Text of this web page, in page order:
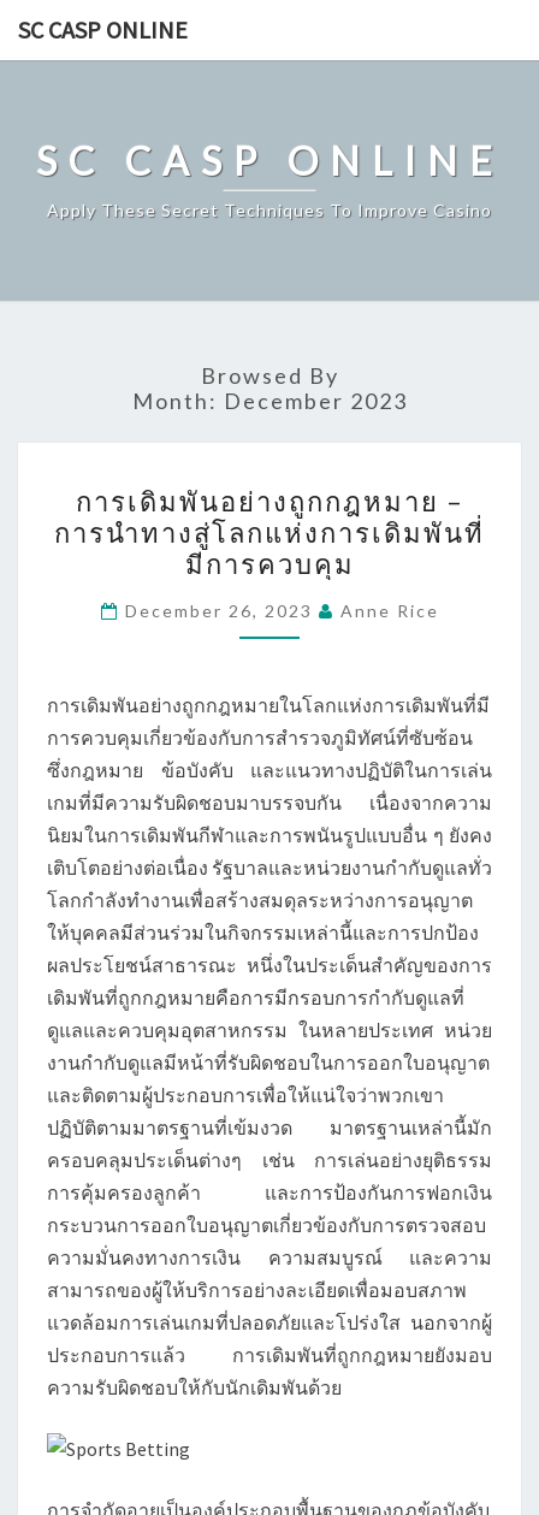
SC CASP ONLINE
SC CASP ONLINE
Apply These Secret Techniques To Improve Casino
Browsed By
Month: December 2023
เดิม
พัน
อย่าง
ถูก
กฎหมาย
การนำ
ทาง
สู่
โลก
แห่ง
การ
เดิม
พัน
ที่
มี
การ
ควบคุม
การเดิมพันอย่างถูกกฎหมาย –
การนำทางสู่โลกแห่งการเดิมพันที่
มีการควบคุม
December 26, 2023 Anne Rice
การเดิมพันอย่างถูกกฎหมายในโลกแห่งการเดิมพันที่มี
การควบคุมเกี่ยวข้องกับการสำรวจภูมิทัศน์ที่ซับซ้อน
ซึ่งกฎหมาย ข้อบังคับ และแนวทางปฏิบัติในการเล่น
เกมที่มีความรับผิดชอบมาบรรจบกัน เนื่องจากความ
นิยมในการเดิมพันกีฬาและการพนันรูปแบบอื่น ๆ ยังคง
เติบโตอย่างต่อเนื่อง รัฐบาลและหน่วยงานกำกับดูแลทั่ว
โลกกำลังทำงานเพื่อสร้างสมดุลระหว่างการอนุญาต
ให้บุคคลมีส่วนร่วมในกิจกรรมเหล่านี้และการปกป้อง
ผลประโยชน์สาธารณะ หนึ่งในประเด็นสำคัญของการ
เดิมพันที่ถูกกฎหมายคือการมีกรอบการกำกับดูแลที่
ดูแลและควบคุมอุตสาหกรรม ในหลายประเทศ หน่วย
งานกำกับดูแลมีหน้าที่รับผิดชอบในการออกใบอนุญาต
และติดตามผู้ประกอบการเพื่อให้แน่ใจว่าพวกเขา
ปฏิบัติตามมาตรฐานที่เข้มงวด มาตรฐานเหล่านี้มัก
ครอบคลุมประเด็นต่างๆ เช่น การเล่นอย่างยุติธรรม
การคุ้มครองลูกค้า และการป้องกันการฟอกเงิน
กระบวนการออกใบอนุญาตเกี่ยวข้องกับการตรวจสอบ
ความมั่นคงทางการเงิน ความสมบูรณ์ และความ
สามารถของผู้ให้บริการอย่างละเอียดเพื่อมอบสภาพ
แวดล้อมการเล่นเกมที่ปลอดภัยและโปร่งใส นอกจากผู้
ประกอบการแล้ว การเดิมพันที่ถูกกฎหมายยังมอบ
ความรับผิดชอบให้กับนักเดิมพันด้วย
การจำกัดอายุเป็นองค์ประกอบพื้นฐานของกฎข้อบังคับ